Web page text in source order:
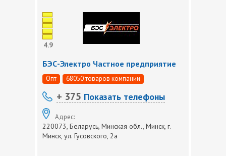
4.9
БЭС-Электро Частное предприятие
Опт 68050 товаров компании
+ 375 Показать телефоны
Адрес:
220073, Беларусь, Минская обл., Минск, г.
Минск, ул. Гусовского, 2а